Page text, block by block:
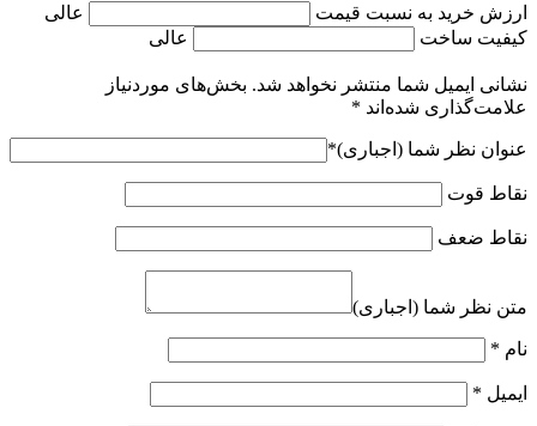
ارزش خرید به نسبت قیمت
عالی
کیفیت ساخت
عالی
نشانی ایمیل شما منتشر نخواهد شد. بخش‌های موردنیاز
علامت‌گذاری شده‌اند *
عنوان نظر شما (اجباری)*
نقاط قوت
نقاط ضعف
متن نظر شما (اجباری)
نام *
ایمیل *